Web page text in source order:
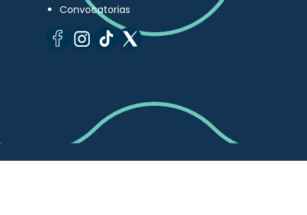
Convocatorias